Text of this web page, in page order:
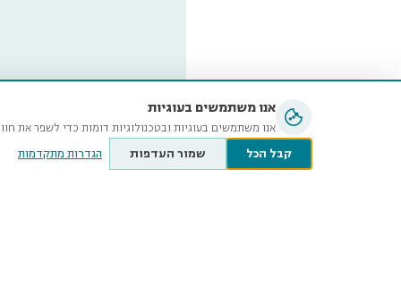
אנו משתמשים בעוגיות
אנו משתמשים בעוגיות ובטכנולוגיות דומות כדי לשפר את
קבל הכל שמור העדפות הגדרות מתקדמות